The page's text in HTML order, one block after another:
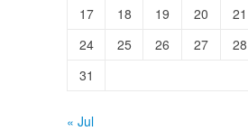
17
18 19 20 21
24
25 26 27 28
31
« Jul